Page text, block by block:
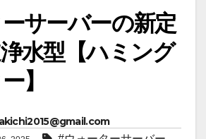
サーバーの新定
水型【ハミング
】